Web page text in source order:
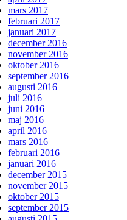
mars 2017
februari 2017
januari 2017
december 2016
november 2016
oktober 2016
september 2016
augusti 2016
juli 2016
juni 2016
maj 2016
april 2016
mars 2016
februari 2016
januari 2016
december 2015
november 2015
oktober 2015
september 2015